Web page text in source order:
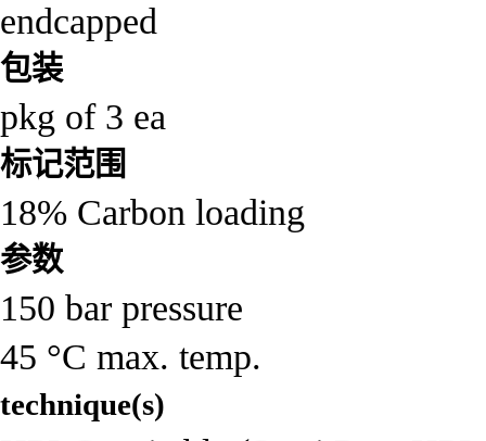
endcapped
包装
pkg of 3 ea
标记范围
18% Carbon loading
参数
150 bar pressure
45 °C max. temp.
technique(s)